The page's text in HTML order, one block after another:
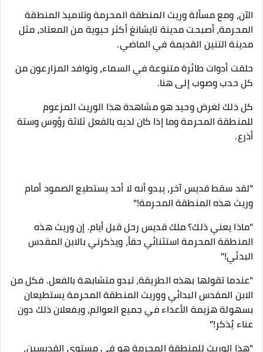
الآن، ومع مسألة وريث المنطقة المحرمة وتلاميذ المنطقة
المحرمة، أصبحت مدينة تايشانغ أكثر حيوية من المعتاد، مثل
مدينة التنين القديمة في الماضي.
حلقت أدوات طائرة متنوعة في السماء، وتوافد المزارعون من
كل حدب وصوب إلى هنا.
كل ذلك لغرض وحيد هو مشاهدة هذا الوريث المزعوم
للمنطقة المحرمة وما إذا كان لديه بالفعل ثلاثة رؤوس وستة
أذرع.
"لقد سقط قديس آخر، يبدو أنه لا أحد يستطيع الصمود أمام
وريث هذه المنطقة المحرمة!"
"ماذا يعني ذلك؟ ملك قديس رحل قبل أيام. إن وريث هذه
المنطقة المحرمة استثنائي حقاً، ويذكرني بالابن المقدس
البدئي!"
"عندما تقولها بهذه الطريقة، تبدو متشابهة بالفعل. فكل من
الابن المقدس البدائي ووريث المنطقة المحرمة يستطيعان
بسهولة هزيمة الأعداء في جميع العوالم، ويفعلان ذلك دون
عناء يُذكر!"
"هذا الوريث للمنطقة المحرمة هو في مستوى القديسين،